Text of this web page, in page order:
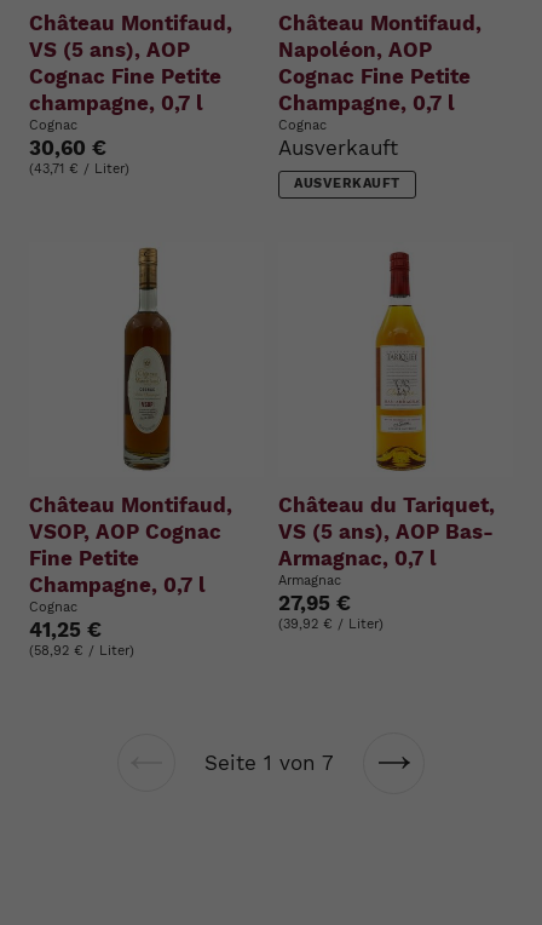
Château Montifaud,
VS (5 ans), AOP
Cognac Fine Petite
champagne, 0,7 l
Cognac
30,60 €
(43,71 € / Liter)
Château Montifaud,
Napoléon, AOP
Cognac Fine Petite
Champagne, 0,7 l
Cognac
Ausverkauft
AUSVERKAUFT
Château Montifaud,
VSOP, AOP Cognac
Fine Petite
Champagne, 0,7 l
Cognac
41,25 €
(58,92 € / Liter)
Château du Tariquet,
VS (5 ans), AOP Bas-
Armagnac, 0,7 l
Armagnac
27,95 €
(39,92 € / Liter)
Vorherige
Seite 1 von 7
Nächste